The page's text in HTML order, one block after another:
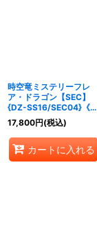
時空竜ミステリーフレ
ア・ドラゴン【SEC】
{DZ-SS16/SEC04}《ダ
ークステイツ》
17,800円(税込)
カートに入れる